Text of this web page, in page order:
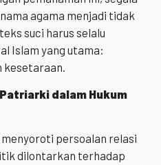
agama menjadi tidak
suci harus selalu
Islam yang utama:
kesetaraan.
dalam Hukum
persoalan relasi
dilontarkan terhadap